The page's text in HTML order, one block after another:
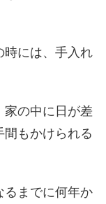
時には、手入れ
の中に日が差
もかけられる
るまでに何年か